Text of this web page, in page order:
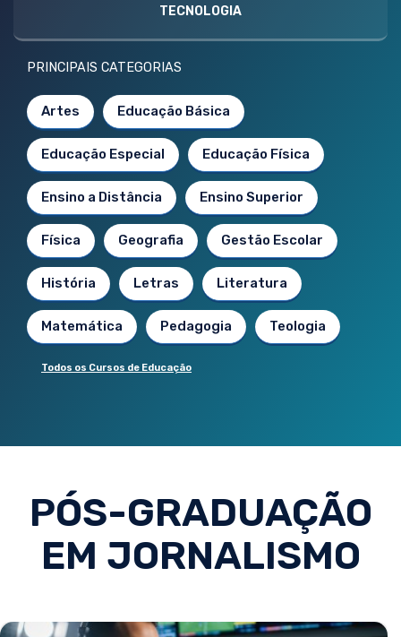
TECNOLOGIA
PRINCIPAIS CATEGORIAS
Artes Educação Básica
Educação Especial Educação Física
Ensino a Distância Ensino Superior
Física Geografia Gestão Escolar
História Letras Literatura
Matemática Pedagogia Teologia
Todos os Cursos de Educação
PÓS-GRADUAÇÃO
EM JORNALISMO